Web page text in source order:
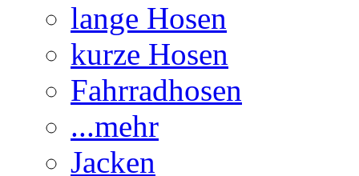
lange Hosen
kurze Hosen
Fahrradhosen
...mehr
Jacken